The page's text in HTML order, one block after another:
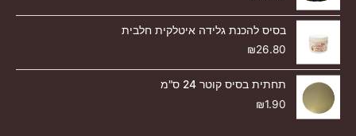
בסיס להכנת גלידה איטלקית חלבית
₪26.80
תחתית בסיס קוטר 24 ס"מ
₪1.90